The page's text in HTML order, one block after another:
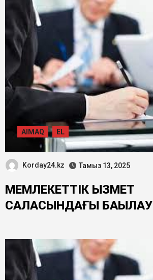
AIMAQ EL
Korday24.kz Тамыз 13, 2025
МЕМЛЕКЕТТІК ҚЫЗМЕТ
САЛАСЫНДАҒЫ БАҚЫЛАУ